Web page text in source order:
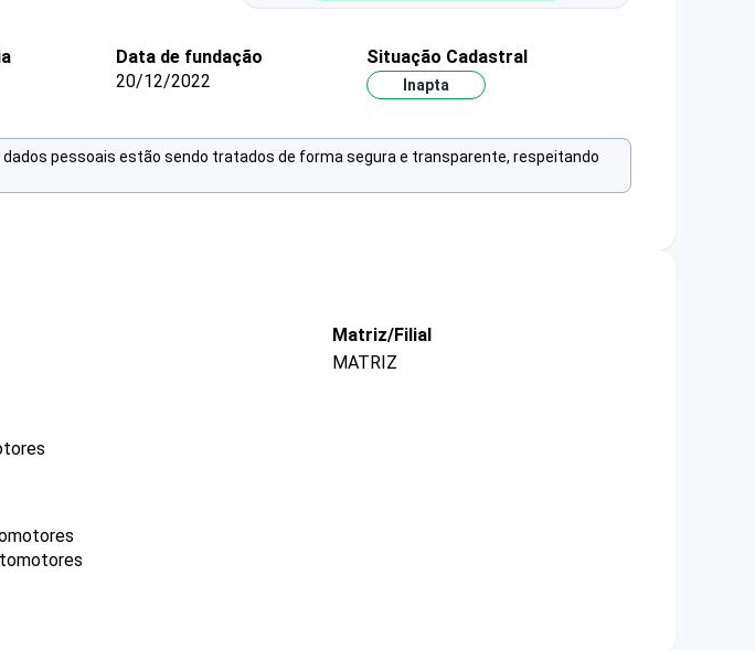
Data de fundação
20/12/2022
Situação Cadastral
Inapta
dados pessoais estão sendo tratados de forma segura e transparente, respeitando
Matriz/Filial
MATRIZ